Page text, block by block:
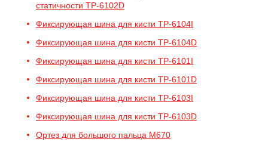
статичности TP-6102D
Фиксирующая шина для кисти TP-6104I
Фиксирующая шина для кисти TP-6104D
Фиксирующая шина для кисти TP-6101I
Фиксирующая шина для кисти TP-6101D
Фиксирующая шина для кисти TP-6103I
Фиксирующая шина для кисти TP-6103D
Ортез для большого пальца M670